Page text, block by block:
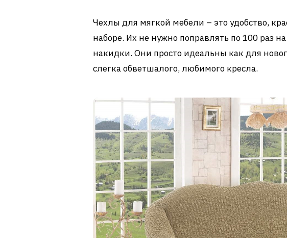
Чехлы для мягкой мебели – это удобство,
наборе. Их не нужно поправлять по 100 раз
накидки. Они просто идеальны как для
слегка обветшалого, любимого кресла.